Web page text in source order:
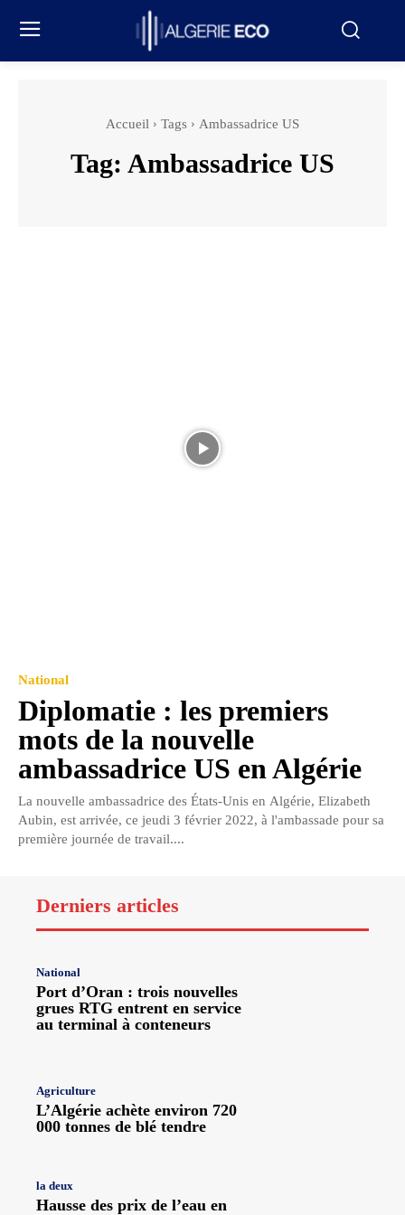
Accueil Tags Ambassadrice US
Tag: Ambassadrice US
National
Diplomatie : les premiers
mots de la nouvelle
ambassadrice US en Algérie
La nouvelle ambassadrice des États-Unis en Algérie, Elizabeth
Aubin, est arrivée, ce jeudi 3 février 2022, à l'ambassade pour sa
première journée de travail....
Derniers articles
National
Port d’Oran : trois nouvelles
grues RTG entrent en service
au terminal à conteneurs
Agriculture
L’Algérie achète environ 720
000 tonnes de blé tendre
la deux
Hausse des prix de l’eau en